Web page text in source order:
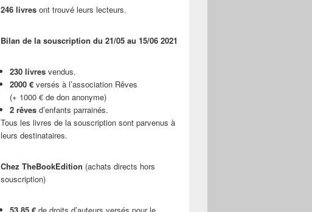
246 livres ont trouvé leurs lecteurs.
Bilan de la souscription du 21/05 au 15/06 2021
230 livres vendus.
2000 € versés à l’association Rêves
(+ 1000 € de don anonyme)
2 rêves d’enfants parrainés.
Tous les livres de la souscription sont parvenus à
leurs destinataires.
Chez TheBookEdition (achats directs hors
souscription)